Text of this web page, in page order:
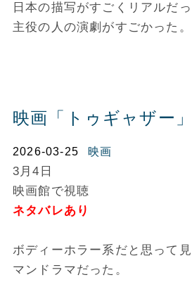
日本の描写がすごくリアルだっ
主役の人の演劇がすごかった。
映画「トゥギャザー
2026-03-25 映画
3月4日
映画館で視聴
ネタバレあり
ボディーホラー系だと思って
マンドラマだった。